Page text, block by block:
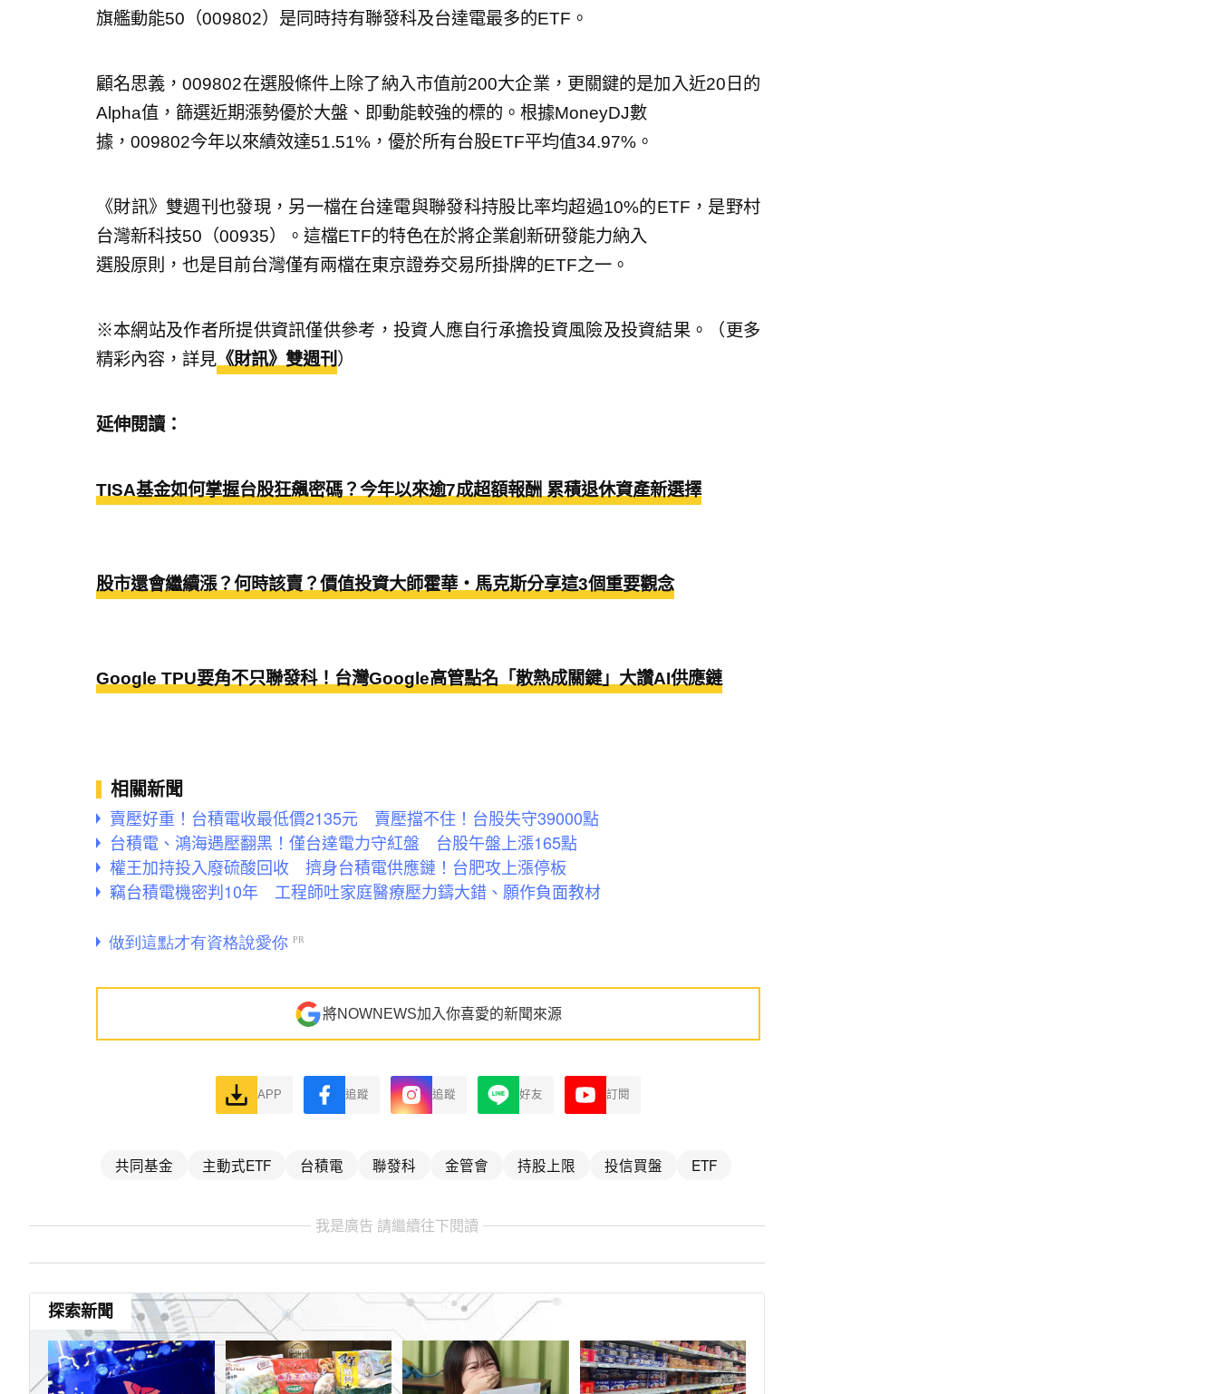
旗艦動能50（009802）是同時持有聯發科及台達電最多的ETF。
顧名思義，009802在選股條件上除了納入市值前200大企業，更關鍵的是加入近20日的
Alpha值，篩選近期漲勢優於大盤、即動能較強的標的。根據MoneyDJ數
據，009802今年以來績效達51.51%，優於所有台股ETF平均值34.97%。
《財訊》雙週刊也發現，另一檔在台達電與聯發科持股比率均超過10%的ETF，是野村
台灣新科技50（00935）。這檔ETF的特色在於將企業創新研發能力納入
選股原則，也是目前台灣僅有兩檔在東京證券交易所掛牌的ETF之一。
※本網站及作者所提供資訊僅供參考，投資人應自行承擔投資風險及投資結果。（更多
精彩內容，詳見《財訊》雙週刊 ）
延伸閱讀：
TISA基金如何掌握台股狂飆密碼？今年以來逾7成超額報酬 累積退休資產新選擇
股市還會繼續漲？何時該賣？價值投資大師霍華‧馬克斯分享這3個重要觀念
Google TPU要角不只聯發科！台灣Google高管點名「散熱成關鍵」大讚AI供應鏈
相關新聞
賣壓好重！台積電收最低價2135元 賣壓擋不住！台股失守39000點
台積電、鴻海遇壓翻黑！僅台達電力守紅盤 台股午盤上漲165點
權王加持投入廢硫酸回收 擠身台積電供應鏈！台肥攻上漲停板
竊台積電機密判10年 工程師吐家庭醫療壓力鑄大錯、願作負面教材
將NOWNEWS加入你喜愛的新聞來源
APP 追蹤 追蹤 好友 訂閱
共同基金 主動式ETF 台積電 聯發科 金管會 持股上限 投信買盤 ETF
我是廣告 請繼續往下閱讀
探索新聞